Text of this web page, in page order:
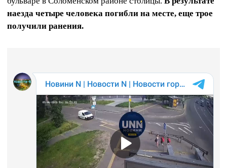
наезда четыре человека погибли на месте, еще трое
получили ранения.